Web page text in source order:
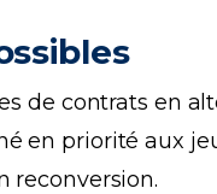
de contrats en
en priorité aux
reconversion.